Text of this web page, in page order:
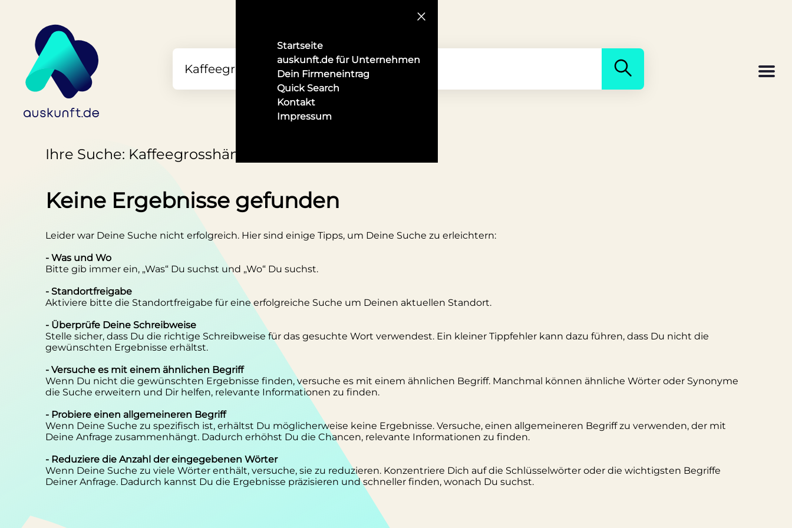
Startseite
auskunft.de für Unternehmen
Dein Firmeneintrag
Quick Search
Kontakt
Impressum
Ihre Suche: Kaffeegrosshändler in Oberhausen
Keine Ergebnisse gefunden
Leider war Deine Suche nicht erfolgreich. Hier sind einige Tipps, um Deine Suche zu erleichtern:
- Was und Wo
Bitte gib immer ein, „Was“ Du suchst und „Wo“ Du suchst.
- Standortfreigabe
Aktiviere bitte die Standortfreigabe für eine erfolgreiche Suche um Deinen aktuellen Standort.
- Überprüfe Deine Schreibweise
Stelle sicher, dass Du die richtige Schreibweise für das gesuchte Wort verwendest. Ein kleiner Tippfehler kann dazu führen, dass Du nicht die
gewünschten Ergebnisse erhältst.
- Versuche es mit einem ähnlichen Begriff
Wenn Du nicht die gewünschten Ergebnisse finden, versuche es mit einem ähnlichen Begriff. Manchmal können ähnliche Wörter oder Synonyme
die Suche erweitern und Dir helfen, relevante Informationen zu finden.
- Probiere einen allgemeineren Begriff
Wenn Deine Suche zu spezifisch ist, erhältst Du möglicherweise keine Ergebnisse. Versuche, einen allgemeineren Begriff zu verwenden, der mit
Deine Anfrage zusammenhängt. Dadurch erhöhst Du die Chancen, relevante Informationen zu finden.
- Reduziere die Anzahl der eingegebenen Wörter
Wenn Deine Suche zu viele Wörter enthält, versuche, sie zu reduzieren. Konzentriere Dich auf die Schlüsselwörter oder die wichtigsten Begriffe
Deiner Anfrage. Dadurch kannst Du die Ergebnisse präzisieren und schneller finden, wonach Du suchst.